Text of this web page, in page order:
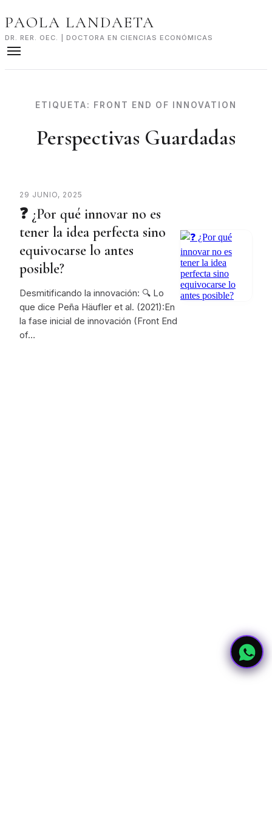
to
PAOLA LANDAETA
DR. RER. OEC. | DOCTORA EN CIENCIAS ECONÓMICAS
ETIQUETA: FRONT END OF INNOVATION
Perspectivas Guardadas
29 JUNIO, 2025
❓ ¿Por qué innovar no es
tener la idea perfecta sino
equivocarse lo antes
posible?
Desmitificando la innovación: 🔍 Lo
que dice Peña Häufler et al. (2021):En
la fase inicial de innovación (Front End
of…